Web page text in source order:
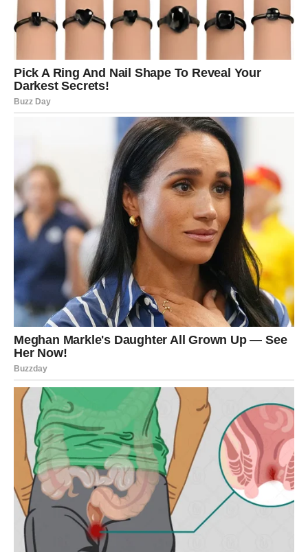
Koraci za Pripremu
Priprema Umaka od Mljevenog Mesa
U tavi zagrijte biljno ulje na srednje jakoj vatri.
Dodajte luk i pirjajte dok ne postane proziran (3–4
minute).
Ubacite češnjak i pirjajte dodatnu minutu dok ne
zamiriše.
Dodajte slatke paprike i nastavite pirjati još 3–4
minute.
Umiješajte mljeveno meso, pazeći da ga razbijete na
manje komade dok se ravnomjerno kuha.
Dodajte sol, papar, sušenu papriku, rajčice i umak od
rajčice. Kuhajte 10–15 minuta dok se umak ne zgusne.
2. Kuhanje Tjestenine
Zakuhajte posoljenu vodu u velikom loncu.
Skuhajte tjesteninu prema uputama na pakiranju (
dentetekstura je idealna).
Ocijedite tjesteninu i ostavite je sa strane.